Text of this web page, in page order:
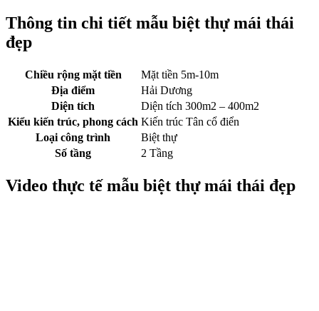
Thông tin chi tiết mẫu biệt thự mái thái
đẹp
Chiều rộng mặt tiền
Mặt tiền 5m-10m
Địa điểm
Hải Dương
Diện tích
Diện tích 300m2 – 400m2
Kiểu kiến trúc, phong cách Kiến trúc Tân cổ điển
Loại công trình
Biệt thự
Số tầng
2 Tầng
Video thực tế mẫu biệt thự mái thái đẹp